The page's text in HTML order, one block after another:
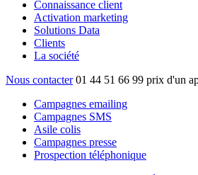
Connaissance client
Activation marketing
Solutions Data
Clients
La société
Nous contacter 01 44 51 66 99 prix d'un
Campagnes emailing
Campagnes SMS
Asile colis
Campagnes presse
Prospection téléphonique